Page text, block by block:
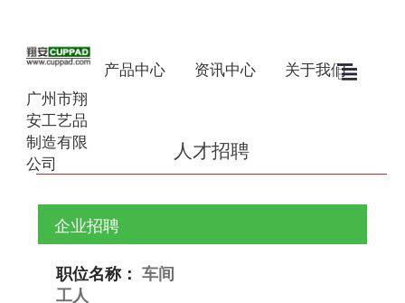
广州市翔
安工艺品
制造有限
公司
产品中心 资讯中心 关于我们
人才招聘
企业招聘
职位名称： 车间
工人